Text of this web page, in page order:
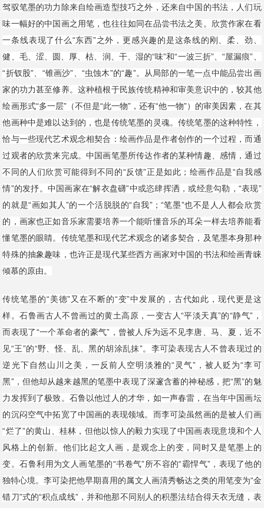
驾驭笔墨的功力除来自绘画造型技巧之外，还来自中国的书法，人们玩
味一幅好的中国画之用笔，也往往如同在品尝书法之美。欣赏作家在看
一条线表现了什么“东西”之外，更感兴趣的是这条线的刚、柔、劲、
健、毛、涩、圆、厚、枯、润、干、湿的“味”和“一波三折”、“屋漏痕”、
“折钗股”、“锥画沙”、“虫蚀木”的“趣”。从局部的一笔一点中能品尝出画
家的功力甚至修养。这种植根于民族传统精神和审美意识中的，较其他
绘画形式“多一层”（不但是“此一物”，还有“他一物”）的审美因素，在其
他画种中是难以达到的，也是传统笔墨的灵魂。传统笔墨的这种特性，
恰与一些现代艺术观念相契合：绘画作品是作者创作的一个过程，而通
过观者的欣赏来完成。中国画笔墨所传达作者的某种情趣、感情，通过
不同的人们欣赏可能得到不同的“反馈”正是如此；绘画作品是“自我感
情”的发抒。中国画家在“解衣盘礴”中或恣肆挥洒，或经意勾勒，“表现”
的就是“画如其人”的一个活脱脱的“自我”；“笔墨”也不是人人都会欣赏
的，画家也正如音乐家需要培养一个能听懂音乐的耳朵一样去培养能看
懂笔墨的眼睛。传统笔墨和现代艺术观念的诸多契合，及笔墨本身那种
特殊的抽象趣味，也许正是现代某些西方画家对中国的书法和绘画青睐
倾慕的原由。
传统笔墨的“美德”又在不断的“变”中发展的，古代如此，现代更是这
样。石鲁画古人不曾画过的黄土高原，一变古人“平淡天真”的“静气”，
而表现了“一个革命者的豪气”，曾被人斥为远不见李唐、马、夏，近不
见“王”的“野、怪、乱、黑的胡涂乱抹”。李可染表现古人不曾表现过的
逆光下自然山川之美，一反前人空明淡雅的“灵气”，被人贬为“李可
黑”，但他却从越来越黑的笔墨中表现了深邃含蓄的神秘感，把“黑”的魅
力发挥到了极致。石鲁以他过人的才华，如一声春雷，在当年中国画坛
的沉闷空气中拓宽了中国画的表现领域。而李可染虽然画的是被人们画
“烂了”的黄山、桂林，但他以惊人的毅力实现了中国画表现意境和个人
风格上的创新。他们比起文人画，是观念上的变，同时又是笔墨上的
变。石鲁利用为文人画笔墨的“书卷气”所不容的“霸悍气”，表现了他的
独特心境。李可染把他早期喜用的属文人画清秀畅达之类的用笔变为“金
错刀”式的“积点成线”，并和他那不同别人的积墨法结合得天衣无缝，表